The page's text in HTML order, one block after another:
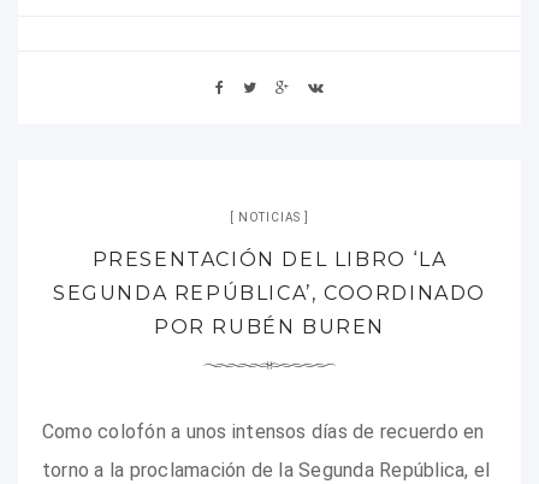
NOTICIAS
PRESENTACIÓN DEL LIBRO ‘LA
SEGUNDA REPÚBLICA’, COORDINADO
POR RUBÉN BUREN
Como colofón a unos intensos días de recuerdo en
torno a la proclamación de la Segunda República, el